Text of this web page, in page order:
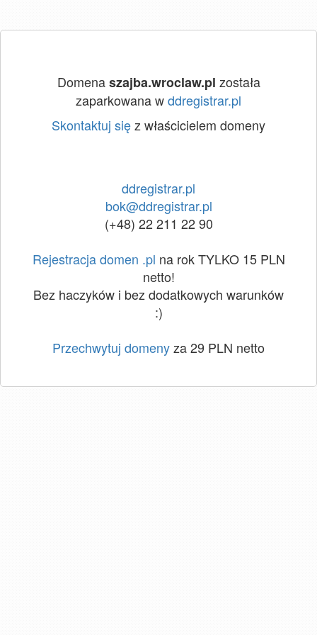
Domenaszajba.wroclaw.pl została
zaparkowana wddregistrar.pl
Skontaktuj sięz właścicielem domeny
ddregistrar.pl
bok@ddregistrar.pl
(+48) 22 211 22 90
Rejestracja domen .pl na rok TYLKO 15 PLN
netto!
Bez haczyków i bez dodatkowych warunków
:)
Przechwytuj domenyza 29 PLN netto